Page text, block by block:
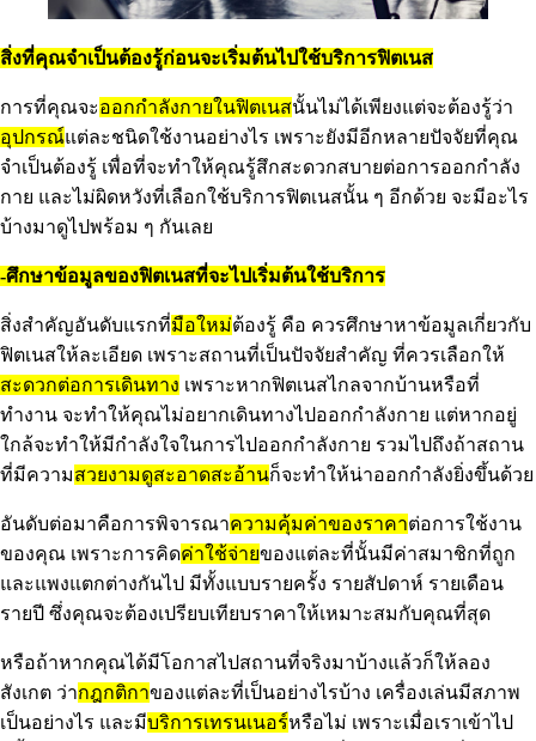
สิ่งที่คุณจำเป็นต้องรู้ก่อนจะเริ่มต้นไปใช้บริการฟิตเนส
การที่คุณจะออกกำลังกายในฟิตเนสนั้นไม่ได้เพียงแต่จะต้องรู้ว่า
อุปกรณ์แต่ละชนิดใช้งานอย่างไร เพราะยังมีอีกหลายปัจจัยที่คุณ
จำเป็นต้องรู้ เพื่อที่จะทำให้คุณรู้สึกสะดวกสบายต่อการออกกำลัง
กาย และไม่ผิดหวังที่เลือกใช้บริการฟิตเนสนั้น ๆ อีกด้วย จะมีอะไร
บ้างมาดูไปพร้อม ๆ กันเลย
-ศึกษาข้อมูลของฟิตเนสที่จะไปเริ่มต้นใช้บริการ
สิ่งสำคัญอันดับแรกที่มือใหม่ต้องรู้ คือ ควรศึกษาหาข้อมูลเกี่ยวกับ
ฟิตเนสให้ละเอียด เพราะสถานที่เป็นปัจจัยสำคัญ ที่ควรเลือกให้
สะดวกต่อการเดินทาง เพราะหากฟิตเนสไกลจากบ้านหรือที่
ทำงาน จะทำให้คุณไม่อยากเดินทางไปออกกำลังกาย แต่หากอยู่
ใกล้จะทำให้มีกำลังใจในการไปออกกำลังกาย รวมไปถึงถ้าสถาน
ที่มีความสวยงามดูสะอาดสะอ้านก็จะทำให้น่าออกกำลังยิ่งขึ้นด้วย
อันดับต่อมาคือการพิจารณาความคุ้มค่าของราคาต่อการใช้งาน
ของคุณ เพราะการคิดค่าใช้จ่ายของแต่ละที่นั้นมีค่าสมาชิกที่ถูก
และแพงแตกต่างกันไป มีทั้งแบบรายครั้ง รายสัปดาห์ รายเดือน
รายปี ซึ่งคุณจะต้องเปรียบเทียบราคาให้เหมาะสมกับคุณที่สุด
หรือถ้าหากคุณได้มีโอกาสไปสถานที่จริงมาบ้างแล้วก็ให้ลอง
สังเกต ว่ากฎกติกาของแต่ละที่เป็นอย่างไรบ้าง เครื่องเล่นมีสภาพ
เป็นอย่างไร และมีบริการเทรนเนอร์หรือไม่ เพราะเมื่อเราเข้าไป